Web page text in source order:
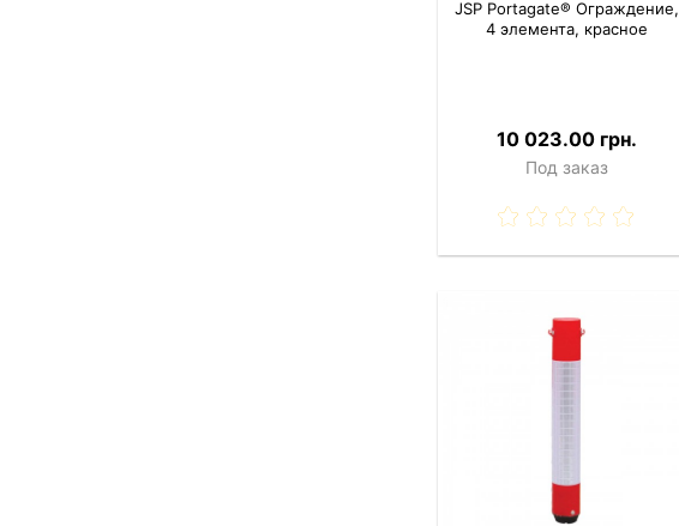
JSP Portagate® Ограждение,
4 элемента, красное
10 023.00 грн.
Под заказ